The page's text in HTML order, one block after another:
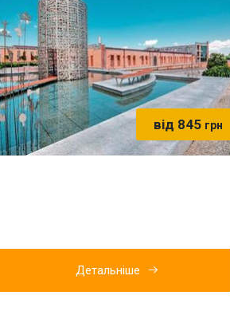
від 845 грн
Детальніше